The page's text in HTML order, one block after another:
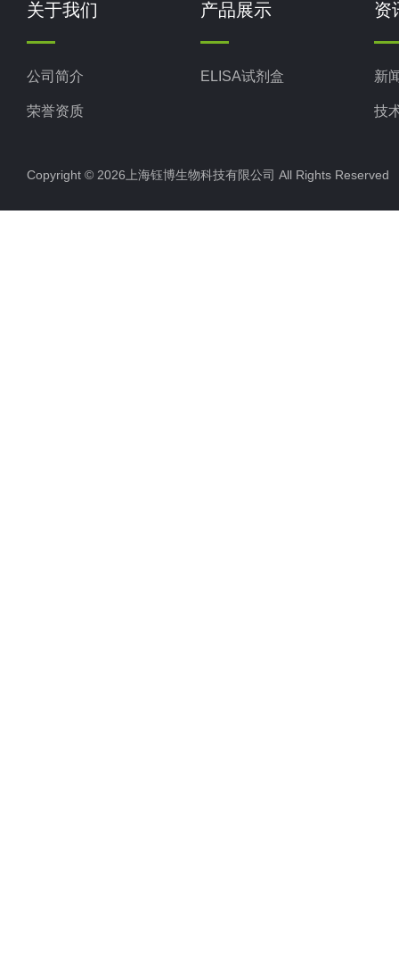
关于我们
公司简介
荣誉资质
产品展示
ELISA试剂盒
资
新
技
Copyright © 2026上海钰博生物科技有限公司 All Rights